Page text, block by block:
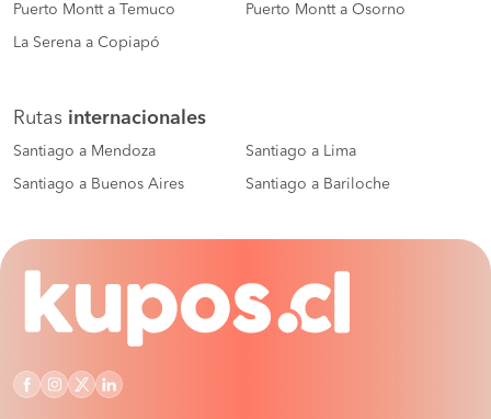
Puerto Montt a Temuco Puerto Montt a Osorno
La Serena a Copiapó
Rutas internacionales
Santiago a Mendoza Santiago a Lima
Santiago a Buenos Aires Santiago a Bariloche